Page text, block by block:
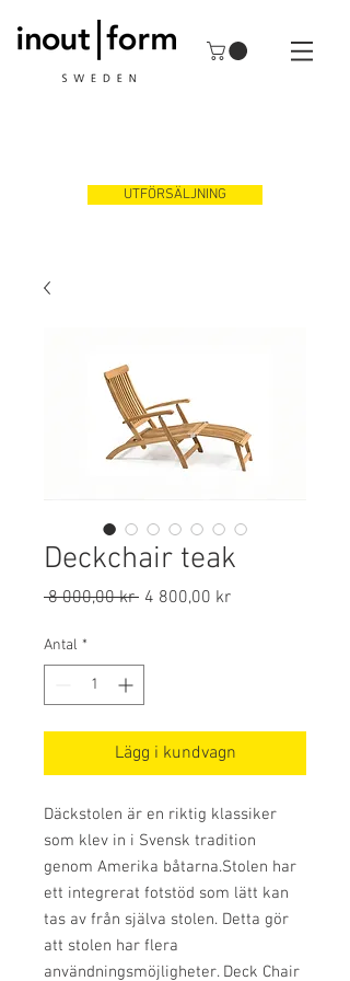
UTFÖRSÄLJNING
Deckchair teak
8 000,00 kr Ordinarie
4 800,00 krReapris
Antal *
Lägg i kundvagn
Däckstolen är en riktig klassiker
som klev in i Svensk tradition
genom Amerika båtarna.Stolen har
ett integrerat fotstöd som lätt kan
tas av från själva stolen. Detta gör
att stolen har flera
användningsmöjligheter. Deck Chair